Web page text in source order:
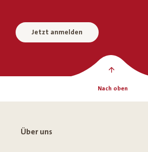
Jetzt anmelden
Nach oben
Über uns